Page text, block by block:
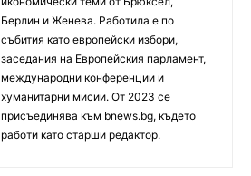
Берлин и Женева. Работила е по
събития като европейски избори,
заседания на Европейския парламент,
международни конференции и
хуманитарни мисии. От 2023 се
присъединява към bnews.bg, където
работи като старши редактор.